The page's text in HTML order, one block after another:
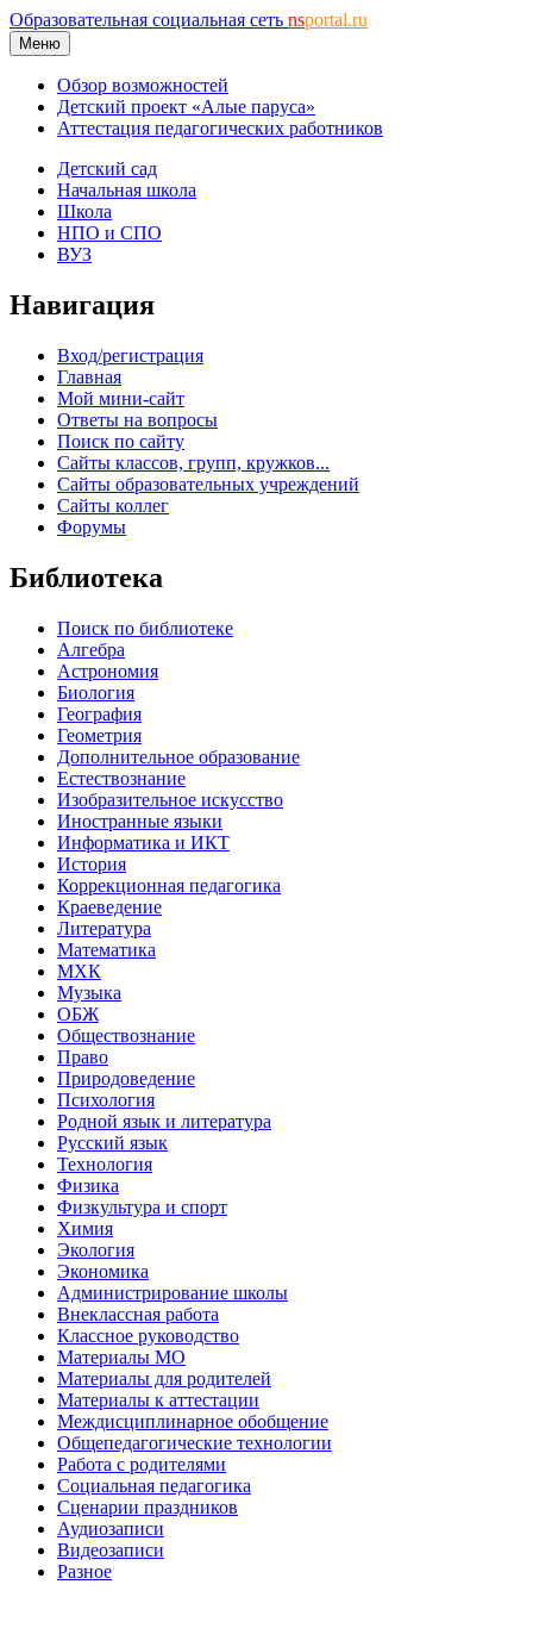
Образовательная социальная сеть nsportal.ru
Меню
Обзор возможностей
Детский проект «Алые паруса»
Аттестация педагогических работников
Детский сад
Начальная школа
Школа
НПО и СПО
ВУЗ
Навигация
Вход/регистрация
Главная
Мой мини-сайт
Ответы на вопросы
Поиск по сайту
Сайты классов, групп, кружков...
Сайты образовательных учреждений
Сайты коллег
Форумы
Библиотека
Поиск по библиотеке
Алгебра
Астрономия
Биология
География
Геометрия
Дополнительное образование
Естествознание
Изобразительное искусство
Иностранные языки
Информатика и ИКТ
История
Коррекционная педагогика
Краеведение
Литература
Математика
МХК
Музыка
ОБЖ
Обществознание
Право
Природоведение
Психология
Родной язык и литература
Русский язык
Технология
Физика
Физкультура и спорт
Химия
Экология
Экономика
Администрирование школы
Внеклассная работа
Классное руководство
Материалы МО
Материалы для родителей
Материалы к аттестации
Междисциплинарное обобщение
Общепедагогические технологии
Работа с родителями
Социальная педагогика
Сценарии праздников
Аудиозаписи
Видеозаписи
Разное